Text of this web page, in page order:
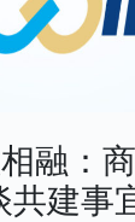
融：
共建事